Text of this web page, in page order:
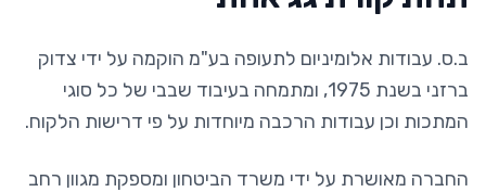
ב.ס. עבודות אלומיניום לתעופה בע"מ הוקמה על ידי צדוק
ברזני בשנת 1975, ומתמחה בעיבוד שבבי של כל סוגי
המתכות וכן עבודות הרכבה מיוחדות על פי דרישות הלקוח.
החברה מאושרת על ידי משרד הביטחון ומספקת מגוון רחב